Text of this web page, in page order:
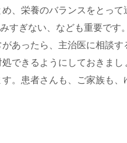
、栄養のバランスをとっ
すぎない、なども重要で
あったら、主治医に相談
できるようにしておきまし
。患者さんも、ご家族も